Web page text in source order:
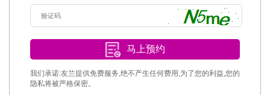
马上预约
我们承诺:友兰提供免费服务,绝不产生任何费用,为了您的利益,您的
隐私将被严格保密。